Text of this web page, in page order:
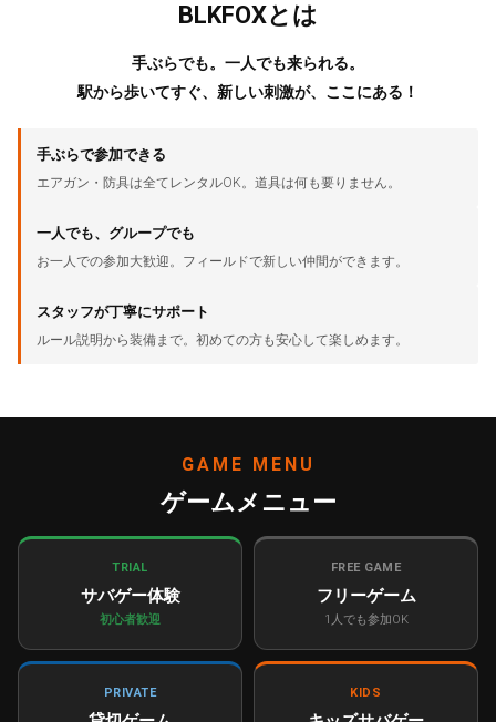
BLKFOXとは
手ぶらでも。一人でも来られる。
駅から歩いてすぐ、新しい刺激が、ここにある！
手ぶらで参加できる
エアガン・防具は全てレンタルOK。道具は何も要りません。
一人でも、グループでも
お一人での参加大歓迎。フィールドで新しい仲間ができます。
スタッフが丁寧にサポート
ルール説明から装備まで。初めての方も安心して楽しめます。
GAME MENU
ゲームメニュー
TRIAL
サバゲー体験
初心者歓迎
FREE GAME
フリーゲーム
1人でも参加OK
PRIVATE KIDS